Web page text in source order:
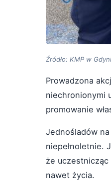
Źródło: KMP w Gdyni
Prowadzona
niechronionymi
promowanie
Jednośladów
niepełnoletnie.
że
nawet życia.